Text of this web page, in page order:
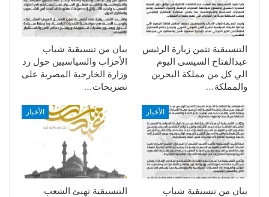
بيان من تنسيقية شباب
الأحزاب والسياسيين حول رد
وزارة الخارجية المصرية على
تصريحات…
التنسيقية تثمن زيارة الرئيس
عبدالفتاح السيسى اليوم
الي كل من مملكة البحرين
والمملكة…
الأخبار
التنسيقية تهنئ الشعب
الأخبار
بيان من تنسيقية شباب